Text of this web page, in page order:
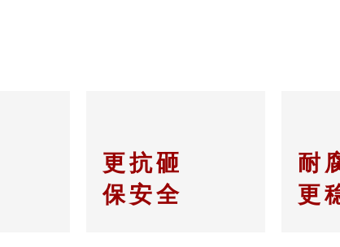
更抗砸
保安全
耐
更